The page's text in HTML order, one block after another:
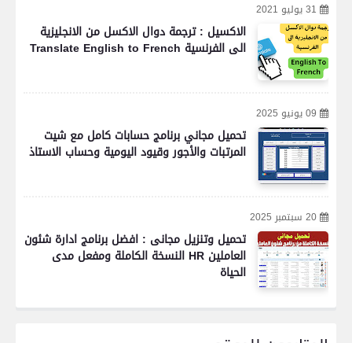
31 يوليو 2021
الاكسيل : ترجمة دوال الاكسل من الانجليزية
الى الفرنسية Translate English to French
09 يونيو 2025
تحميل مجاني برنامج حسابات كامل مع شيت
المرتبات والأجور وقيود اليومية وحساب الاستاذ
20 سبتمبر 2025
تحميل وتنزيل مجانى : افضل برنامج ادارة شئون
العاملين HR النسخة الكاملة ومفعل مدى
الحياة